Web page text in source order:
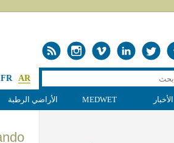
FR AR
الأخبار MEDWET الأراضي الرطبة